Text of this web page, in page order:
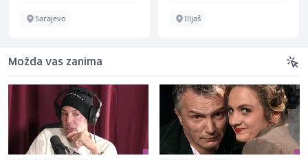
Sarajevo Ilijaš
Možda vas zanima